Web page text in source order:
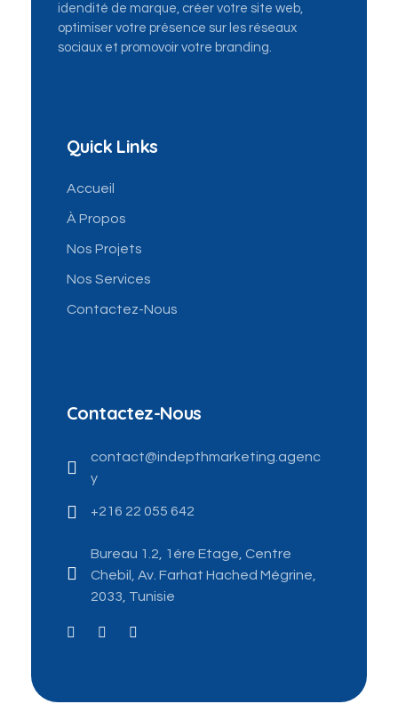
idendité de marque, créer votre site web,
optimiser votre présence sur les réseaux
sociaux et promovoir votre branding.
Quick Links
Accueil
À Propos
Nos Projets
Nos Services
Contactez-Nous
Contactez-Nous
contact@indepthmarketing.agenc
y
+216 22 055 642
Bureau 1.2, 1ére Etage, Centre
Chebil, Av. Farhat Hached Mégrine,
2033, Tunisie